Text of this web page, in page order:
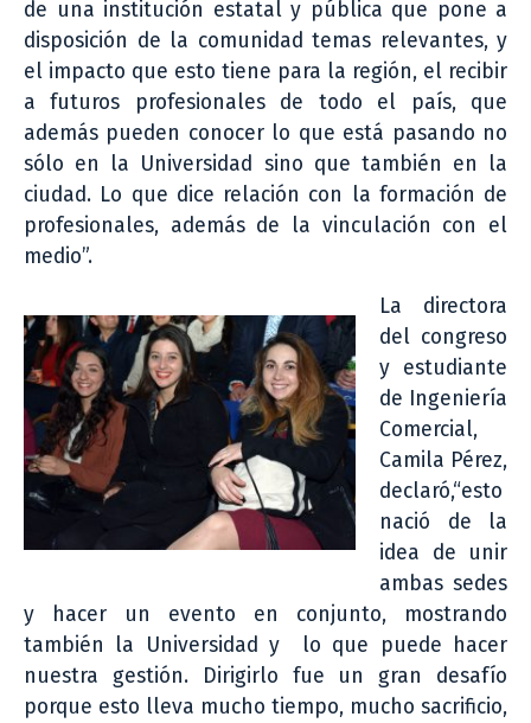
de una institución estatal y pública que pone a
disposición de la comunidad temas relevantes, y
el impacto que esto tiene para la región, el recibir
a futuros profesionales de todo el país, que
además pueden conocer lo que está pasando no
sólo en la Universidad sino que también en la
ciudad. Lo que dice relación con la formación de
profesionales, además de la vinculación con el
medio”.
La directora
del congreso
y estudiante
de Ingeniería
Comercial,
Camila Pérez,
declaró,“esto
nació de la
idea de unir
ambas sedes
y hacer un evento en conjunto, mostrando
también la Universidad y lo que puede hacer
nuestra gestión. Dirigirlo fue un gran desafío
porque esto lleva mucho tiempo, mucho sacrificio,